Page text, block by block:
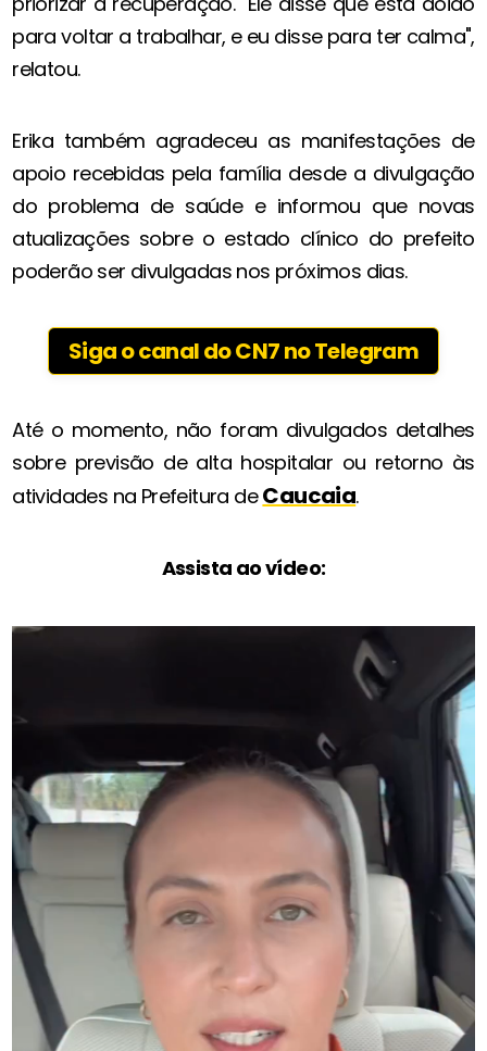
para voltar a trabalhar, e eu disse para ter calma",
relatou.
Erika também agradeceu as manifestações de
apoio recebidas pela família desde a divulgação
do problema de saúde e informou que novas
atualizações sobre o estado clínico do prefeito
poderão ser divulgadas nos próximos dias.
Siga o canal do CN7 no Telegram
Até o momento, não foram divulgados detalhes
sobre previsão de alta hospitalar ou retorno às
atividades na Prefeitura deCaucaia.
Assista ao vídeo: